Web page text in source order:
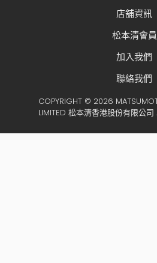
店舖資訊
松本清會員
加入我們
聯絡我們
COPYRIGHT © 2026
LIMITED 松本清香港股份有限公